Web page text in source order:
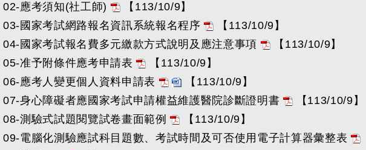
02-應考須知(社工師)
【113/10/9】
03-國家考試網路報名資訊系統報名程序
【113/10/9】
04-國家考試報名費多元繳款方式說明及應注意事項
【113/10/9】
05-准予附條件應考申請表
【113/10/9】
06-應考人變更個人資料申請表
【113/10/9】
07-身心障礙者應國家考試申請權益維護醫院診斷證明書
【113/10/9】
08-測驗式試題閱覽試卷畫面範例
【113/10/9】
09-電腦化測驗應試科目題數、考試時間及可否使用電子計算器彙整表